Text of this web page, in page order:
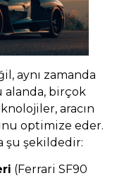
aynı zamanda
birçok
aracın
optimize eder.
şu şekildedir:
(Ferrari SF90